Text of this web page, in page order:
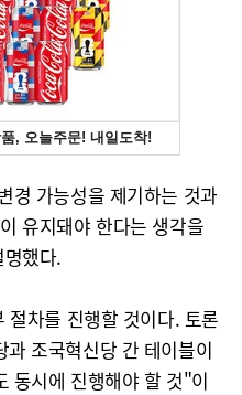
경 가능성을 제기하는 것과
유지돼야 한다는 생각을
했다.
차를 진행할 것이다. 토론
조국혁신당 간 테이블이
동시에 진행해야 할 것"이